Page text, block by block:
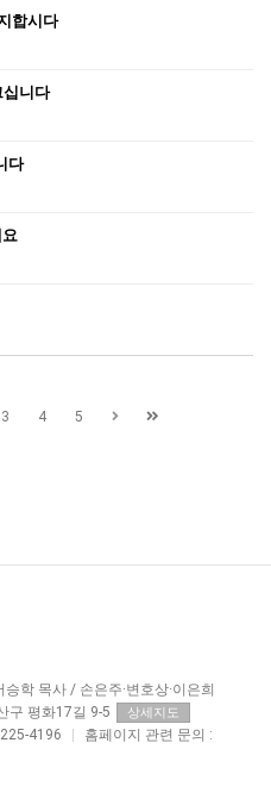
합시다
십니다
다
3 4 5
승학 목사 / 손은주·변호상·이은희
구 평화17길 9-5 상세지도
4196
홈페이지 관련 문의 :